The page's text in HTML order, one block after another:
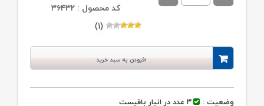
کد محصول : ۳۶۴۳۲
(۱)
افزودن به سبد خرید
وضعیت :
۳ عدد در انبار باقیست